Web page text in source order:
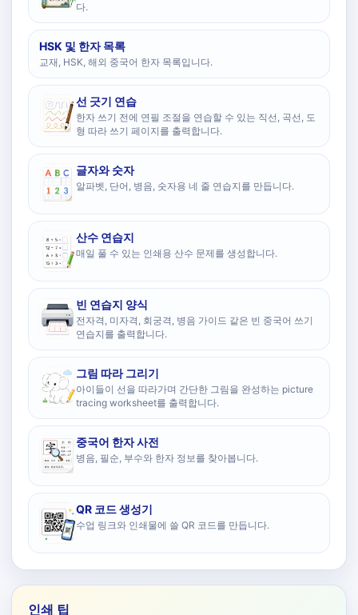
다.
HSK 및 한자 목록
교재, HSK, 해외 중국어 한자 목록입니다.
선 긋기 연습
한자 쓰기 전에 연필 조절을 연습할 수 있는 직선, 곡선, 도
형 따라 쓰기 페이지를 출력합니다.
글자와 숫자
알파벳, 단어, 병음, 숫자용 네 줄 연습지를 만듭니다.
산수 연습지
매일 풀 수 있는 인쇄용 산수 문제를 생성합니다.
빈 연습지 양식
전자격, 미자격, 회궁격, 병음 가이드 같은 빈 중국어 쓰기
연습지를 출력합니다.
그림 따라 그리기
아이들이 선을 따라가며 간단한 그림을 완성하는 picture
tracing worksheet를 출력합니다.
중국어 한자 사전
병음, 필순, 부수와 한자 정보를 찾아봅니다.
QR 코드 생성기
수업 링크와 인쇄물에 쓸 QR 코드를 만듭니다.
인쇄 팁